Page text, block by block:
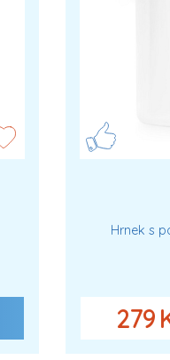
Hrnek s
279